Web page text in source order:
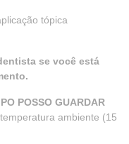
tópica
se você está
POSSO GUARDAR
ambiente (15